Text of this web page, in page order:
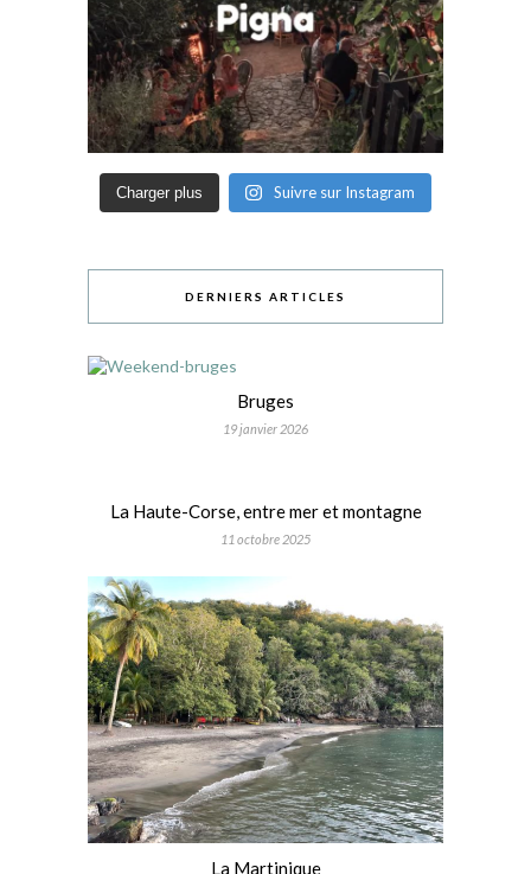
Charger plus Suivre sur Instagram
DERNIERS ARTICLES
Bruges
19 janvier 2026
La Haute-Corse, entre mer et montagne
11 octobre 2025
La Martinique